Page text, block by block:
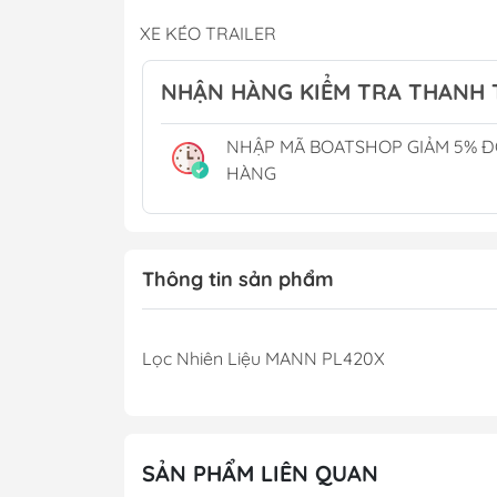
Thùng Xăng
Lọc Khử Mùi
XE KÉO TRAILER
THUYỀN BUỒM
CẮM TRẠI CAMPING
Phụ Kiện Hồ Cá - Bể Cá
NHẬN HÀNG KIỂM TRA THANH
NHẬP MÃ BOATSHOP GIẢM 5%
HÀNG
Thông tin sản phẩm
Lọc Nhiên Liệu MANN PL420X
SẢN PHẨM LIÊN QUAN